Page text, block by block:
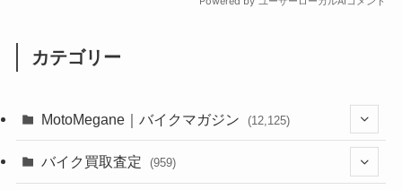
カテゴリー
MotoMegane｜バイクマガジン (12,125)
バイク買取査定 (959)